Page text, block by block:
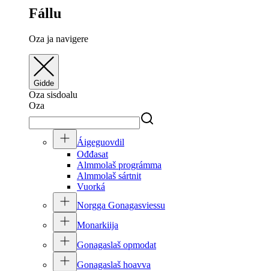
Fállu
Oza ja navigere
Gidde
Oza sisdoalu
Oza
Áigeguovdil
Ođđasat
Almmolaš prográmma
Almmolaš sártnit
Vuorká
Norgga Gonagasviessu
Monarkiija
Gonagaslaš opmodat
Gonagaslaš hoavva